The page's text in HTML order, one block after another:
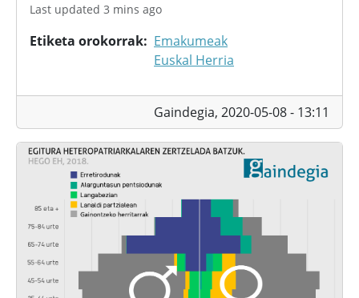
Last updated 3 mins ago
Etiketa orokorrak
Emakumeak
Euskal Herria
Gaindegia, 2020-05-08 - 13:11